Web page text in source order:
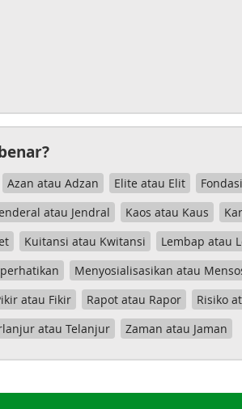
Azan atau Adzan Elite atau Elit
atau Jendral Kaos atau Kaus
Kuitansi atau Kwitansi
Lembap atau
Menyosialisasikan atau
atau Fikir Rapot atau Rapor
Risiko
atau Telanjur Zaman atau Jaman